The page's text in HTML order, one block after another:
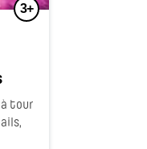
3+
tour